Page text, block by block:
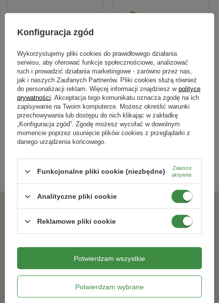
Wielodoniczka WD 32x32x45/104
kw.
10,99 zł
Miniszklarenka MS 38x38x45/36 kw.
24,19 zł
Kategorie powiązane
Wielodoniczki,
Konfiguracja zgód
Wykorzystujemy pliki cookies do prawidłowego działania
serwisu, aby oferować funkcje społecznościowe, analizować
ruch i prowadzić działania marketingowe - zarówno przez nas,
jak i naszych Zaufanych Partnerów. Pliki cookies służą również
do personalizacji reklam. Więcej informacji znajdziesz w polityce
prywatności . Akceptacja tego komunikatu oznacza zgodę na ich
zapisywanie na Twoim komputerze. Możesz określić warunki
przechowywania lub dostępu do nich klikając w zakładkę
„Konfiguracja zgód”. Zgodę możesz wycofać w dowolnym
momencie poprzez usunięcie plików cookies z przeglądarki z
danego urządzenia końcowego.
Funkcjonalne pliki cookie (niezbędne)
Zawsze
aktywne
Analityczne pliki cookie
Reklamowe pliki cookie
Potwierdzam wybrane
Potwierdzam wszystkie